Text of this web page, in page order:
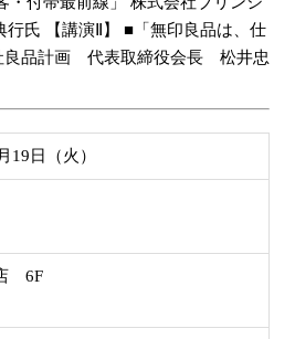
氏 【講演Ⅱ】 ■「無印良品は、仕
良品計画 代表取締役会長 松井忠
19日（火）
6F